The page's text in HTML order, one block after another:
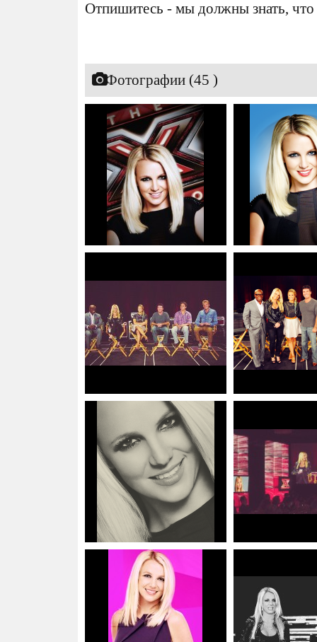
Отпишитесь - мы должны знать, что
Фотографии (45 )